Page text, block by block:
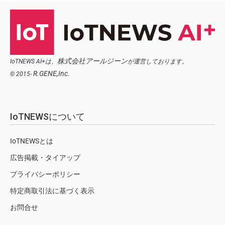
IoTNEWS AI+は、 株式会社アールジーンが運営しております。
© 2015- R.GENE,Inc.
IoTNEWSについて
IoTNEWSとは
広告掲載・タイアップ
プライバシーポリシー
特定商取引法に基づく表示
お問合せ